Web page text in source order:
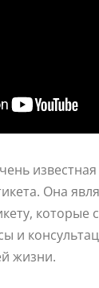
Она
и
жизни.